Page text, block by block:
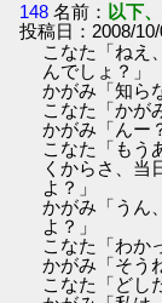
148 名前： 以下
投稿日：2008/
こなた「ねえ
んでしょ？」
かがみ「知ら
こなた「かが
かがみ「んー
こなた「もう
くからさ、当
よ？」
かがみ「うん
よ？」
こなた「わか
かがみ「そ
こなた「どし